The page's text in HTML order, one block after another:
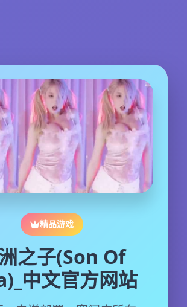
精品游戏
之子(Son Of
中文官方网站